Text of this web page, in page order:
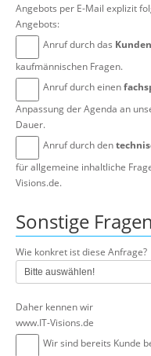
Angebots per E-Mail explizit
Angebots:
Anruf durch das
kaufmännischen Fragen.
Anruf durch einen
Anpassung der Agenda an
Dauer.
Anruf durch den
für allgemeine inhaltliche
Visions.de.
Sonstige Fragen
Wie konkret ist diese Anfrage?
Daher kennen wir
www.IT-Visions.de
Wir sind bereits Kunde